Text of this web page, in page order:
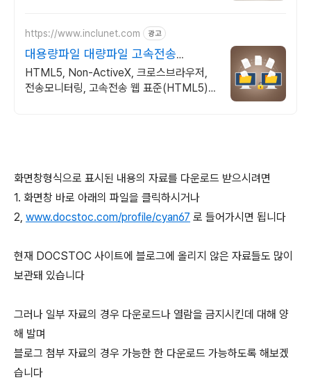
https://www.inclunet.com 광고
대용량파일 대량파일 고속전송
TeraTransfer
HTML5, Non-ActiveX, 크로스브라우저,
전송모니터링, 고속전송 웹 표준(HTML5)
화면창형식으로 표시된 내용의 자료를 다운로드 받으시려면
1. 화면창 바로 아래의 파일을 클릭하시거나
2, www.docstoc.com/profile/cyan67 로 들어가시면 됩니다
현재 DOCSTOC 사이트에 블로그에 올리지 않은 자료들도 많이
보관돼 있습니다
그러나 일부 자료의 경우 다운로드나 열람을 금지시킨데 대해 양
해 발며
블로그 첨부 자료의 경우 가능한 한 다운로드 가능하도록 해보겠
습니다